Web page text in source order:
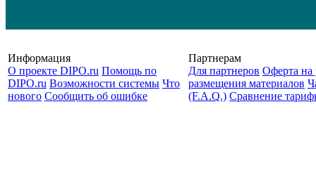
Информация
О проекте DIPO.ru Помощь по
DIPO.ru Возможности системы Что
нового Сообщить об ошибке
Партнерам
Для партнеров Оферта на
размещения материалов
(F.A.Q.) Cравнение